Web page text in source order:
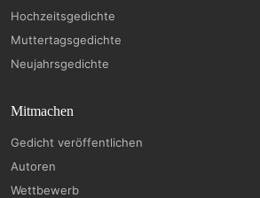
Hochzeitsgedichte
Muttertagsgedichte
Neujahrsgedichte
Mitmachen
Gedicht veröffentlichen
Autoren
Wettbewerb